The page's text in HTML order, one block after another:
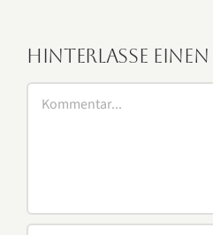
Hinterlasse
Kommentar